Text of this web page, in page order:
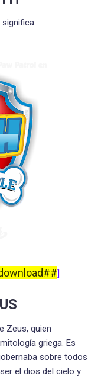
significa
]
Zeus, quien
griega. Es
sobre todos
el dios del cielo y